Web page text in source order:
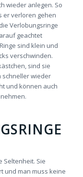
wieder anlegen. So
er verloren gehen
Verlobungsringe
geachtet
sind klein und
verschwinden.
sind sie
schneller wieder
und können auch
Seltenheit. Sie
und man muss keine